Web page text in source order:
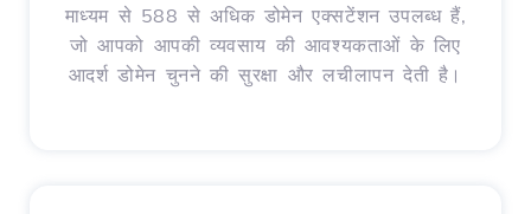
माध्यम से 588 से अधिक डोमेन एक्सटेंशन उपलब्ध हैं,
जो आपको आपकी व्यवसाय की आवश्यकताओं के लिए
आदर्श डोमेन चुनने की सुरक्षा और लचीलापन देती है।